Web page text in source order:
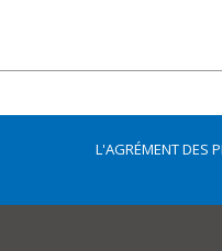
L'AGRÉMENT DES